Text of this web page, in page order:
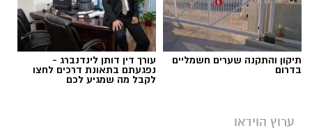
תיקון והתקנה שערים חשמליים
בדרום
עורך דין דותן לינדנברג -
נפגעתם בתאונת דרכים לחצו
לקבל מה שמגיע לכם
ערוץ הוידאו